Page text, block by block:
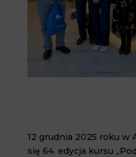
12 grudnia 2025 roku w
się 64. edycja kursu